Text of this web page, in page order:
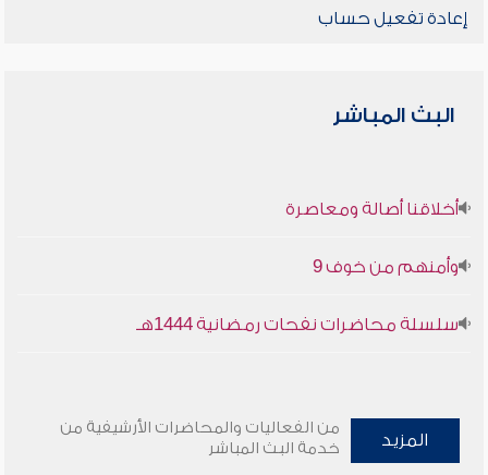
إعادة تفعيل حساب
البث المباشر
أخلاقنا أصالة ومعاصرة
وأمنهم من خوف 9
سلسلة محاضرات نفحات رمضانية 1444هـ
المزيد
من الفعاليات والمحاضرات الأرشيفية من
خدمة البث المباشر